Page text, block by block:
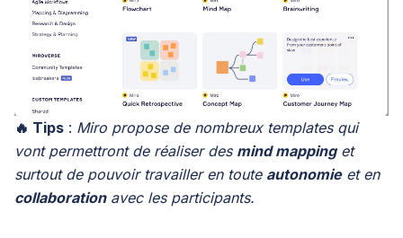
🔥 Tips : Miro propose de nombreux templates qui
vont permettront de réaliser des mind mapping et
surtout de pouvoir travailler en toute autonomie et en
collaboration avec les participants.